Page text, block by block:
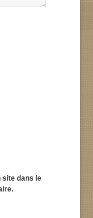
site dans le